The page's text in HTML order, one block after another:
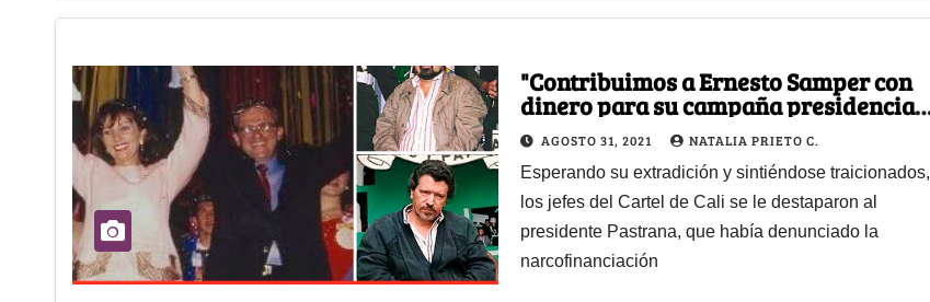
"Contribuimos a Ernesto Samper con
dinero para su campaña presidencial,
NO fue a sus espaldas"
AGOSTO 31, 2021 NATALIA PRIETO C.
Esperando su extradición y sintiéndose traicionados,
los jefes del Cartel de Cali se le destaparon al
presidente Pastrana, que había denunciado la
narcofinanciación